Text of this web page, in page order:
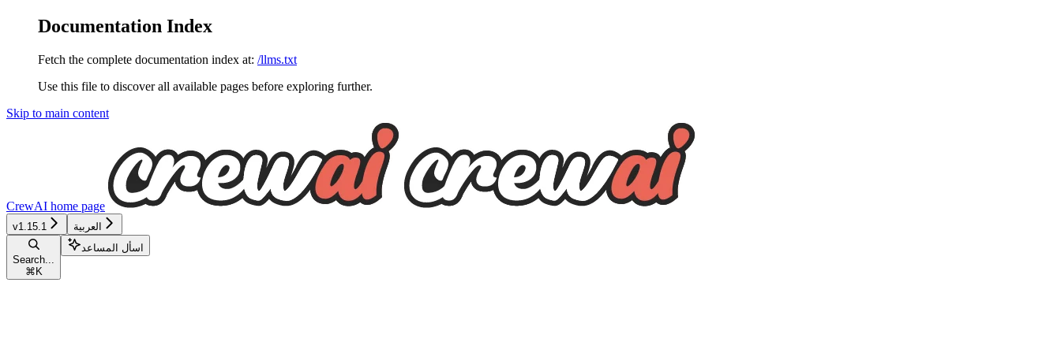
Documentation Index
Fetch the complete documentation index at: /llms.txt
Use this file to discover all available pages before exploring further.
Skip to main content
CrewAI home page
v1.15.1 العربية
Search...
⌘ K
اسأل المساعد